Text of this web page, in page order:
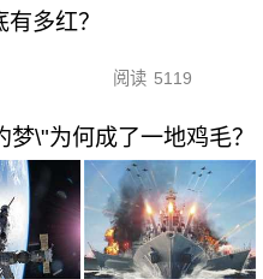
多红？
阅读 5119
\"为何成了一地鸡毛？